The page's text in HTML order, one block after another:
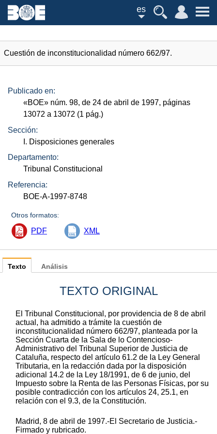
es
Cuestión de inconstitucionalidad número 662/97.
Publicado en:
«BOE» núm. 98, de 24 de abril de 1997, páginas
13072 a 13072 (1 pág.)
Sección:
I. Disposiciones generales
Departamento:
Tribunal Constitucional
Referencia:
BOE-A-1997-8748
Otros formatos:
PDF XML
Texto
TEXTO ORIGINAL
El Tribunal Constitucional, por providencia de 8 de abril
actual, ha admitido a trámite la cuestión de
inconstitucionalidad número 662/97, planteada por la
Sección Cuarta de la Sala de lo Contencioso-
Administrativo del Tribunal Superior de Justicia de
Cataluña, respecto del artículo 61.2 de la Ley General
Tributaria, en la redacción dada por la disposición
adicional 14.2 de la Ley 18/1991, de 6 de junio, del
Impuesto sobre la Renta de las Personas Físicas, por su
posible contradicción con los artículos 24, 25.1, en
relación con el 9.3, de la Constitución.
Madrid, 8 de abril de 1997.-El Secretario de Justicia.-
Firmado y rubricado.
Análisis